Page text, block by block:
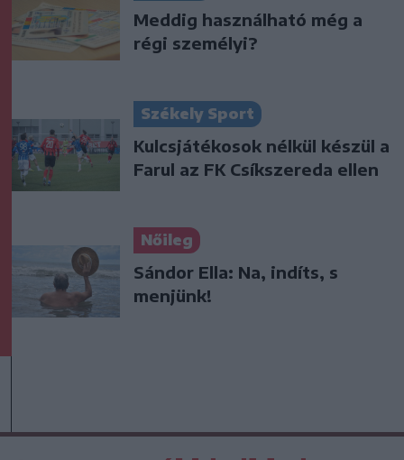
Meddig használható még a
régi személyi?
Székely Sport
Kulcsjátékosok nélkül készül a
Farul az FK Csíkszereda ellen
Nőileg
Sándor Ella: Na, indíts, s
menjünk!